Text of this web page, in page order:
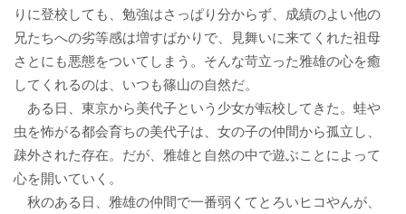
りに登校しても、勉強はさっぱり分からず、成績のよい他の
兄たちへの劣等感は増すばかりで、見舞いに来てくれた祖母
さとにも悪態をついてしまう。そんな苛立った雅雄の心を癒
してくれるのは、いつも篠山の自然だ。
ある日、東京から美代子という少女が転校してきた。蛙や
虫を怖がる都会育ちの美代子は、女の子の仲間から孤立し、
疎外された存在。だが、雅雄と自然の中で遊ぶことによって
心を開いていく。
秋のある日、雅雄の仲間で一番弱くてとろいヒコやんが、